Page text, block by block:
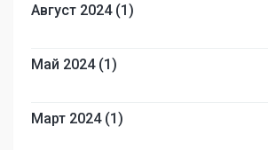
Август 2024 (1)
Май 2024 (1)
Март 2024 (1)